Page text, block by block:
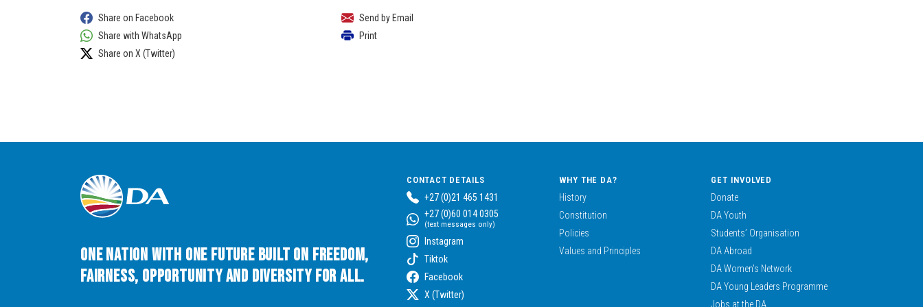
Share on Facebook
Share with WhatsApp
Share on X (Twitter)
Send by Email
Print
One Nation with One Future built on Freedom,
Fairness, Opportunity and Diversity for All.
CONTACT DETAILS
+27 (0)21 465 1431
+27 (0)60 014 0305
(text messages only)
Instagram
Tiktok
Facebook
X (Twitter)
WHY THE DA?
History
Constitution
Policies
Values and Principles
GET INVOLVED
Donate
DA Youth
Students’ Organisation
DA Abroad
DA Women’s Network
DA Young Leaders Programme
Jobs at the DA